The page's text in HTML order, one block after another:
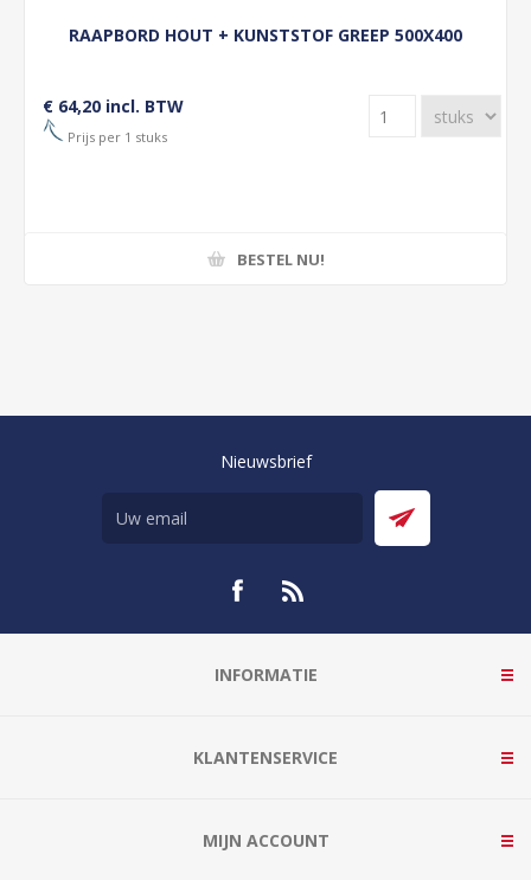
RAAPBORD HOUT + KUNSTSTOF GREEP 500X400
€ 64,20 incl. BTW
Prijs per 1 stuks
BESTEL NU!
Nieuwsbrief
INFORMATIE
KLANTENSERVICE
MIJN ACCOUNT